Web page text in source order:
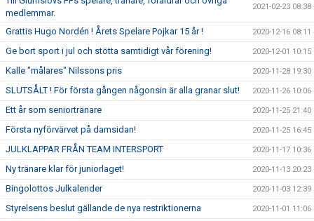
medlemmar.
2021-02-23 08:38
Grattis Hugo Nordén ! Årets Spelare Pojkar 15 år ! 2020-12-16 08:11
Ge bort sport i jul och stötta samtidigt vår förening! 2020-12-01 10:15
Kalle "målares" Nilssons pris 2020-11-28 19:30
SLUTSÅLT ! För första gången någonsin är alla granar slut! 2020-11-26 10:06
Ett år som seniortränare 2020-11-25 21:40
Första nyförvärvet på damsidan! 2020-11-25 16:45
JULKLAPPAR FRÅN TEAM INTERSPORT 2020-11-17 10:36
Ny tränare klar för juniorlaget! 2020-11-13 20:23
Bingolottos Julkalender 2020-11-03 12:39
Styrelsens beslut gällande de nya restriktionerna 2020-11-01 11:06